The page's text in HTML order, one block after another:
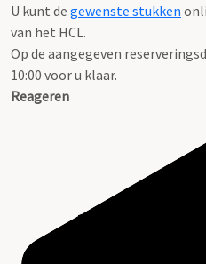
U kunt de gewenste stukken
van het HCL.
Op de aangegeven
10:00 voor u klaar.
Reageren